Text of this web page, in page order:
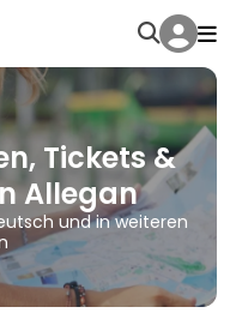
Tickets &
Allegan
und in weiteren